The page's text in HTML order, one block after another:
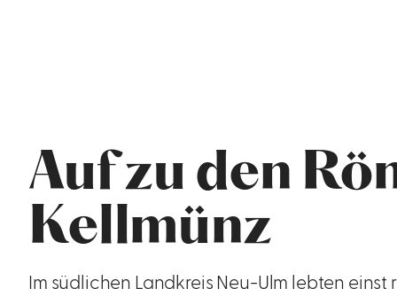
Auf zu den
Kellmünz
Im südlichen Landkreis Neu-Ulm lebten